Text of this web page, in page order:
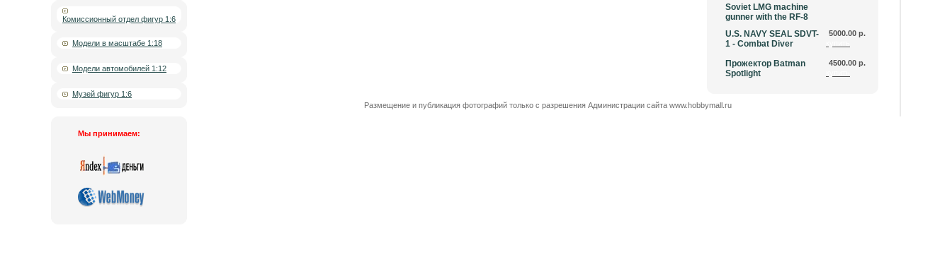
Комиссионный отдел фигур 1:6
Модели в масштабе 1:18
Модели автомобилей 1:12
Музей фигур 1:6
Мы принимаем:
Soviet LMG machine
gunner with the RF-8
U.S. NAVY SEAL SDVT-
1 - Combat Diver
5000.00 р.
Прожектор Batman
Spotlight
4500.00 р.
Размещение и публикация фотографий только с разрешения Администрации сайта www.hobbymall.ru